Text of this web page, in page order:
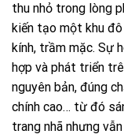
thu nhỏ trong lòng
kiến tạo một khu
kính, trầm mặc. Sự
hợp và phát triển
nguyên bản, đúng
chính cao… từ đó
trang nhã nhưng